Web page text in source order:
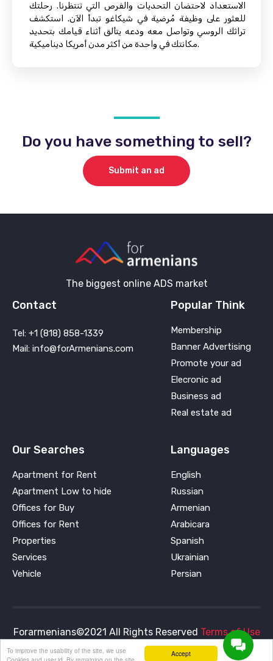
الاستعداد لاحتضان التحديات والفرص التي تنتظرنا. رحلتك
للعثور على وظيفة مُرضية في شيكاغو تبدأ الآن. استكشف
تراثك الروسي وتواصل معه ودعه يتألق أثناء قيامك بتحديد
مكانتك في واحدة من أكثر مدن أمريكا ديناميكية.
Do you have something to sell?
Submit an ad
The biggest online ADS market
Contact
Tel: +1 (818) 858-1339
Mail: info@forArmenians.com
Popular Think
Membership
Banner Advertising
Promote your ad
Elecronic ad
Business ad
Real estate ad
Our Searches
Apartment for Rent
Apartment Low to hide
Offices for Buy
Offices for Rent
Properties
Services
Vehicle
Languages
English
Russian
Armenian
Arabicara
Spanish
Ukrainian
Persian
Forarmenians©2021 All Rights Reserved Terms of Use
and Privacy PolicyAccept
To improve the usability of the site, we use